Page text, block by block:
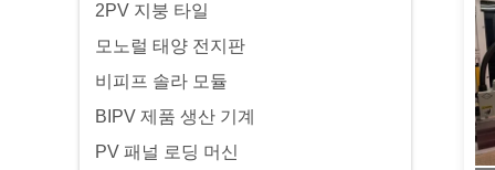
2PV 지붕 타일
모노럴 태양 전지판
비피프 솔라 모듈
BIPV 제품 생산 기계
PV 패널 로딩 머신